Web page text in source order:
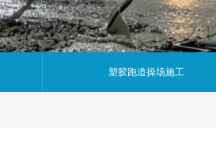
塑胶跑道操场施工